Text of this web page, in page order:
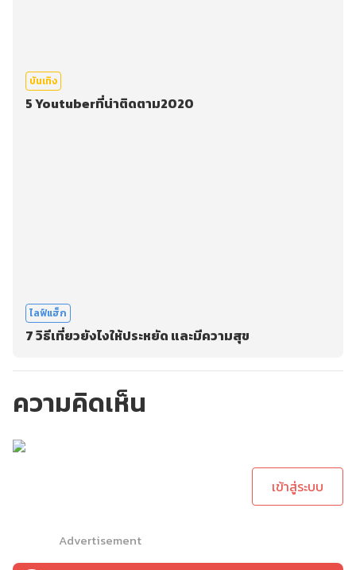
บันเทิง
5 Youtuberที่น่าติดตาม2020
ไลฟ์แฮ็ก
7 วิธีเที่ยวยังไงให้ประหยัด และมีความสุข
ความคิดเห็น
เข้าสู่ระบบ
Advertisement